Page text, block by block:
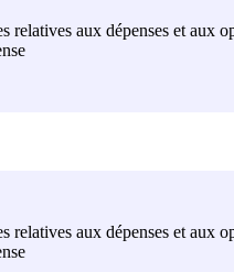
relatives aux dépenses et aux
relatives aux dépenses et aux